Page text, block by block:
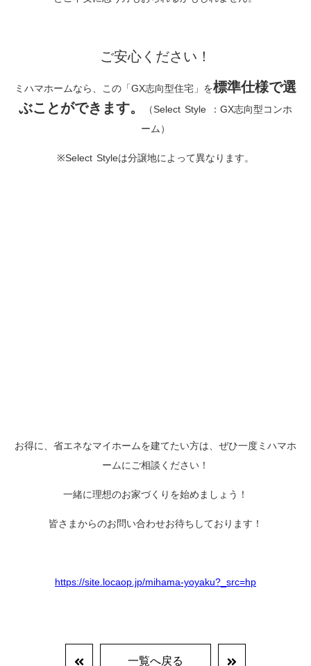
ご安心ください！
ミハマホームなら、この「GX志向型住宅」を標準仕様で選
ぶことができます。
（Select Style ：GX志向型コンホ
ーム）
※Select Styleは分譲地によって異なります。
お得に、省エネなマイホームを建てたい方は、ぜひ一度ミハマホ
ームにご相談ください！
一緒に理想のお家づくりを始めましょう！
皆さまからのお問い合わせお待ちしております！
https://site.locaop.jp/mihama-yoyaku?_src=hp
一覧へ戻る